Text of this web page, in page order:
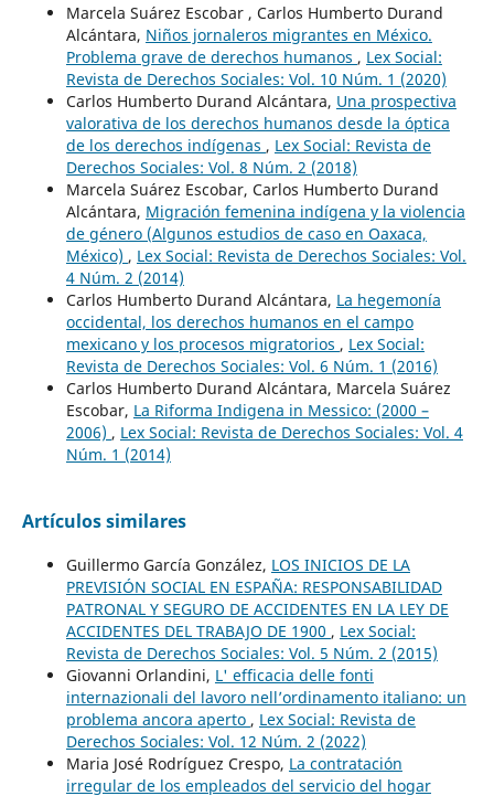
Marcela Suárez Escobar , Carlos Humberto Durand
Alcántara, Niños jornaleros migrantes en México.
Problema grave de derechos humanos , Lex Social:
Revista de Derechos Sociales: Vol. 10 Núm. 1 (2020)
Carlos Humberto Durand Alcántara, Una prospectiva
valorativa de los derechos humanos desde la óptica
de los derechos indígenas , Lex Social: Revista de
Derechos Sociales: Vol. 8 Núm. 2 (2018)
Marcela Suárez Escobar, Carlos Humberto Durand
Alcántara, Migración femenina indígena y la violencia
de género (Algunos estudios de caso en Oaxaca,
México) , Lex Social: Revista de Derechos Sociales: Vol.
4 Núm. 2 (2014)
Carlos Humberto Durand Alcántara, La hegemonía
occidental, los derechos humanos en el campo
mexicano y los procesos migratorios , Lex Social:
Revista de Derechos Sociales: Vol. 6 Núm. 1 (2016)
Carlos Humberto Durand Alcántara, Marcela Suárez
Escobar, La Riforma Indigena in Messico: (2000 –
2006) , Lex Social: Revista de Derechos Sociales: Vol. 4
Núm. 1 (2014)
Artículos similares
Guillermo García González, LOS INICIOS DE LA
PREVISIÓN SOCIAL EN ESPAÑA: RESPONSABILIDAD
PATRONAL Y SEGURO DE ACCIDENTES EN LA LEY DE
ACCIDENTES DEL TRABAJO DE 1900 , Lex Social:
Revista de Derechos Sociales: Vol. 5 Núm. 2 (2015)
Giovanni Orlandini, L' efficacia delle fonti
internazionali del lavoro nell’ordinamento italiano: un
problema ancora aperto , Lex Social: Revista de
Derechos Sociales: Vol. 12 Núm. 2 (2022)
Maria José Rodríguez Crespo, La contratación
irregular de los empleados del servicio del hogar